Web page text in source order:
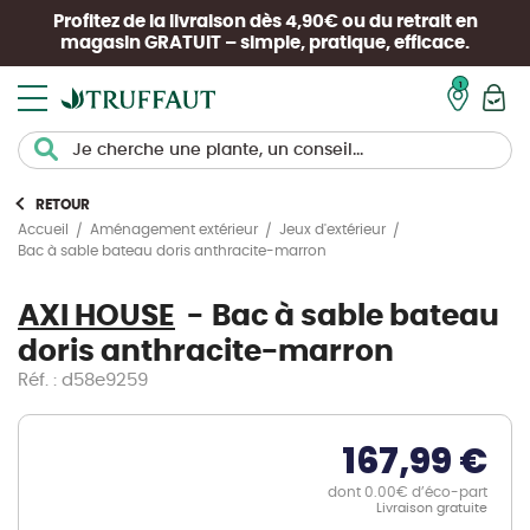
Profitez de la livraison dès 4,90€ ou du retrait en
magasin GRATUIT – simple, pratique, efficace.
RETOUR
Accueil
Aménagement extérieur
Jeux d'extérieur
Bac à sable bateau doris anthracite-marron
AXI HOUSE
Bac à sable bateau
doris anthracite-marron
Réf. : d58e9259
167,99 €
dont 0.00€ d’éco-part
Livraison gratuite